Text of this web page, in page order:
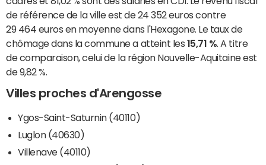
de référence de la ville est de 24 352 euros contre
29 464 euros en moyenne dans l'Hexagone. Le taux de
chômage dans la commune a atteint les 15,71 % . A titre
de comparaison, celui de la région Nouvelle-Aquitaine est
de 9,82 %.
Villes proches d'Arengosse
Ygos-Saint-Saturnin (40110)
Luglon (40630)
Villenave (40110)